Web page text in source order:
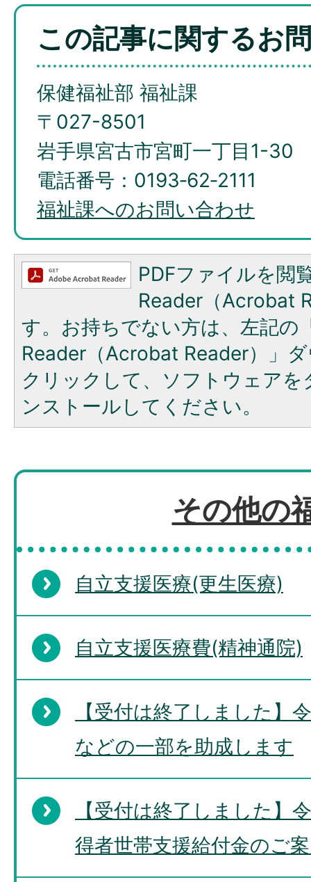
この記事に関するお
保健福祉部 福祉課
〒027-8501
岩手県宮古市宮町一丁目1-30
電話番号：0193‐62‐2111
福祉課へのお問い合わせ
PDFファイルを閲
Reader（Acrobat
す。お持ちでない方は、左記の
Reader（Acrobat Reader）」
クリックして、ソフトウェア
ンストールしてください。
その他の
自立支援医療(更生医療)
自立支援医療費(精神通院)
【受付は終了しました】
などの一部を助成します
【受付は終了しました】
得者世帯支援給付金のご